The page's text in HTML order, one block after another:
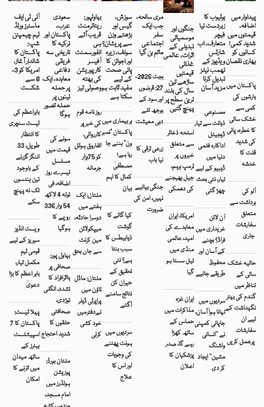
پیداوار میں
اضافہ،
قیمتوں میں
شدید کمی؛
کسانوں کو
بھاری نقصان
پاکستان میں
بارشوں کی
کمی سے
خشک سالی
کا خطرہ، پانی
کی شدید
قلت کا
خدشہ
آلو کی
برداشت سے
متعلق
سفارشات
جاری
حالیہ خشک
سالی کے
تناظر میں
گندم کی بہتر
نگہداشت کے
لیے ان
سفارشات
پرعمل کریں
یوٹیوب کا
زبردست نیا
فیچر
متعارف، اب
شارٹس
ویڈیوز کے
تھمب نیلز
تبدیل کرنا
مزید آسان
مصنوعی
ذہانت سے تیار
ڈیجیٹل
اداکارہ فلمی
دنیا میں
ڈیبیو کے لیے
تیار، نئی بحث
چھڑ گئی
آن لائن
خریداری میں
فراڈ؟ بچنے
کے آسان اور
محفوظ
طریقے جانیے
سردیوں میں
نہانا ہوا آسان،
جاپانی کمپنی
نے ’’انسانی
واشنگ
مشین‘‘ ایجاد
کر دی
آئی ٹی ایف
ماسٹرز ورلڈ
ٹیم چیمپئن
شپ:
پاکستان کا
شاندار آغاز،
امریکا کو 3-
0 سے
شکست
بابراعظم کی
ٹیسٹ سنچری
کا انتظار
طویل، 33
اننگز گزرنے
کے باوجود
تین ہندسوں
تک نہ پہنچ
سکے
ویسٹ انڈیز
سیریز کے لیے
قومی ٹیم
مکمل تیار،
بابر اعظم کا بڑا
دعویٰ
پہلا ٹیسٹ:
پاکستان کا 7
اسپیشلسٹ
بیٹرز کے
ساتھ میدان
میں اترنے کا
امکان
سعودی
عرب،
پاکستان اور
ترکیہ کا
تاریخی سہ
فریقی
دفاعی
معاہدہ، ایک
پر حملہ
تینوں پر
حملہ تصور
ہوگا
سونے کی
قیمت میں
مسلسل
تیسرے روز
اضافہ، فی
تولہ 4 لاکھ
54 ہزار 336
روپے کا
ہوگیا
بہاول پور:
صحافی پر
بااثرافراد کا
تشدد، انگلی
توڑدی،
صحافتی
حلقوں کا
شدید احتجاج
ملتان بورڈ:
پوزیشن
ہولڈرز میں
امام مسجد،
بہاولپور:
ریٹائرمنٹ
قریب آتے
ہی
انفورسمنٹ
آفیسر
کارپوریشن
کی بھتہ
وصولی تیز
روز نامہ قوم
کی خبر پر
کارروائی،
الفاروق ہوٹل
کو 75ہزار
جرمانہ
ملتان: ایک
ہفتے میں
دوسرا حادثہ،
میپکولائن
مین کرنٹ
سے جاں بحق
ملتان: ماڈل
ٹاؤن میں
پراپرٹی ڈیلر
نےدفترمیں
خود کشی
کرلی
سوزش،
گیس اور
بڑھتے وزن
سے پریشان؟
سونف، زیرہ
اور اجوائن کا
پانی صحت
کے لیے
مفید ثابت ہو
سکتا ہے
ہر بیماری میں
پاکستان “نمبر
ون” بننے جا
رہا ہے؛
مصطفیٰ
کمال کا اہم
بیان
کیا گائے کا
گوشت
ذیابیطس کا
سبب بنتا
ہے؟ نئی
تحقیق کے
حیران کن
نتائج سامنے
آگئے
سردیوں میں
ہونٹ پھٹنے
کی وجوہات
اور اس کا
علاج
مری سانحہ،
جب ایک
سفر
اجتماعی
ماتم بن گیا
بجٹ 2026-
27: قرضوں
اور سود کے
بوجھ تلے
دبی معیشت
زرعی ترقی کا
نیا باب
جنگی بیانیے
نہیں، امن کی
ضرورت
جنگوں اور
موسمیاتی
تبدیلی کے
اثرات، عالمی
غذائی
قیمتیں
ساڑھے تین
سال کی بلند
ترین سطح پر
پہنچ گئیں
اسلحہ ذخائر
سے متعلق
خبروں پر
ٹرمپ برہم،
جیل بھیجنے
کی دھمکی
امریکا، ایران
معاہدے کی
امید، عالمی
منڈی میں
تیل سستا ہو
گیا
ایران غزہ
مذاکرات میں
حماس کے
ساتھ کھڑا
رہے گا، صدر
پزشکیان کا
اعلان